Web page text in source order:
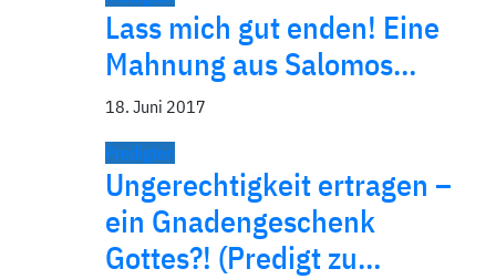
Lass mich gut enden! Eine
Mahnung aus Salomos…
18. Juni 2017
Predigten
Ungerechtigkeit ertragen –
ein Gnadengeschenk
Gottes?! (Predigt zu…